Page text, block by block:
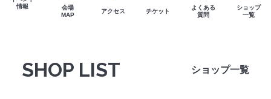
SHARE ME!
情報
会場
MAP
アクセス チケット
よくある
質問
ショップ
一覧
SHOP LIST ショップ一覧